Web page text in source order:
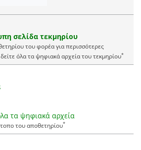
σελίδα τεκμηρίου
του φορέα για περισσότερες
όλα τα ψηφιακά αρχεία του τεκμηρίου*
τα ψηφιακά αρχεία
του αποθετηρίου*